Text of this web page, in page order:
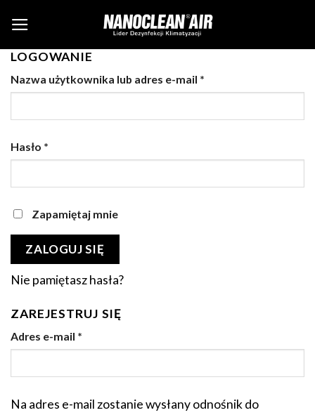
content
LOGOWANIE
Nazwa użytkownika lub adres e-mail *
Hasło *
Zapamiętaj mnie
ZALOGUJ SIĘ
Nie pamiętasz hasła?
ZAREJESTRUJ SIĘ
Adres e-mail *
Na adres e-mail zostanie wysłany odnośnik do